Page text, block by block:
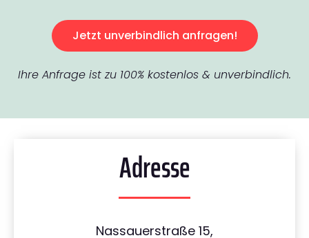
Jetzt unverbindlich anfragen!
Ihre Anfrage ist zu 100% kostenlos & unverbindlich.
Adresse
Nassauerstraße 15,